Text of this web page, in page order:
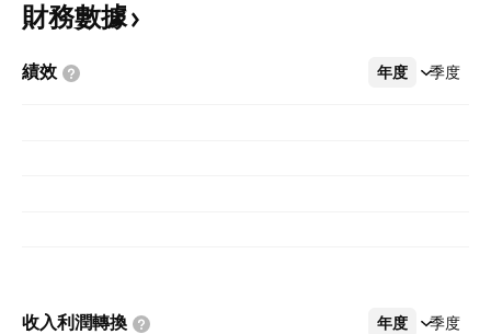
財務數據
績效 年度 季度
更多
收入利潤轉換 年度 季度
更多